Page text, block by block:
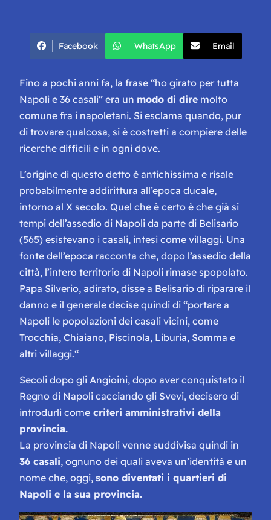
Facebook WhatsApp Email
Fino a pochi anni fa, la frase “ho girato per tutta
Napoli e 36 casali” era un modo di dire molto
comune fra i napoletani. Si esclama quando, pur
di trovare qualcosa, si è costretti a compiere delle
ricerche difficili e in ogni dove.
L’origine di questo detto è antichissima e risale
probabilmente addirittura all’epoca ducale,
intorno al X secolo. Quel che è certo è che già si
tempi dell’assedio di Napoli da parte di Belisario
(565) esistevano i casali, intesi come villaggi. Una
fonte dell’epoca racconta che, dopo l’assedio della
città, l’intero territorio di Napoli rimase spopolato.
Papa Silverio, adirato, disse a Belisario di riparare il
danno e il generale decise quindi di “portare a
Napoli le popolazioni dei casali vicini, come
Trocchia, Chiaiano, Piscinola, Liburia, Somma e
altri villaggi.“
Secoli dopo gli Angioini, dopo aver conquistato il
Regno di Napoli cacciando gli Svevi, decisero di
introdurli come criteri amministrativi della
provincia.
La provincia di Napoli venne suddivisa quindi in
36 casali, ognuno dei quali aveva un’identità e un
nome che, oggi, sono diventati i quartieri di
Napoli e la sua provincia.